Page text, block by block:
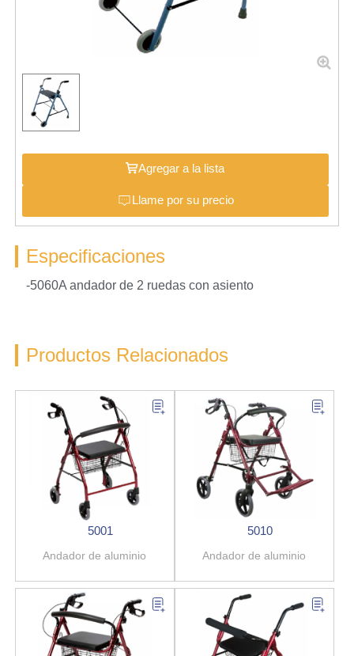
Agregar a la lista
Llame por su precio
Especificaciones
-5060A andador de 2 ruedas con asiento
Productos Relacionados
5001
Andador de aluminio
5010
Andador de aluminio